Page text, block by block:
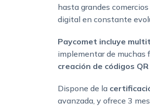
hasta grandes
digital en constante
Paycomet incluye
implementar de muchas
creación de códigos
Dispone de la
avanzada, y ofrece 3